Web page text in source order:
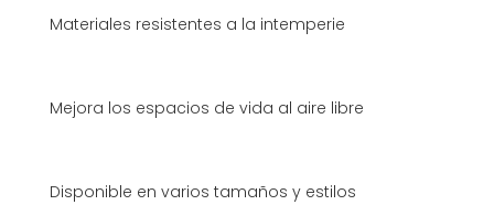
Materiales resistentes a la intemperie
Mejora los espacios de vida al aire libre
Disponible en varios tamaños y estilos